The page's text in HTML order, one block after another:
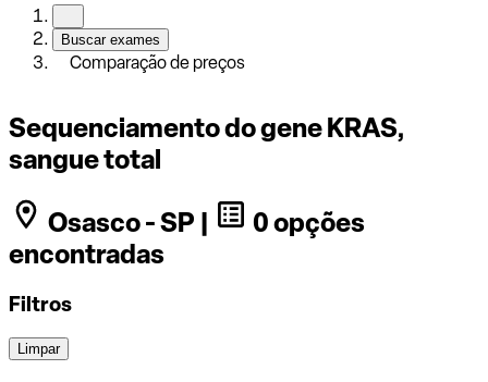
Buscar exames
Comparação de preços
Sequenciamento do gene KRAS,
sangue total
Osasco - SP |
0 opções
encontradas
Filtros
Limpar